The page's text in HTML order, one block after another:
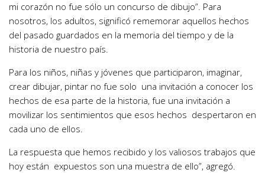
mi corazón no fue sólo un concurso de dibujo”. Para
nosotros, los adultos, significó rememorar aquellos hechos
del pasado guardados en la memoria del tiempo y de la
historia de nuestro país.
Para los niños, niñas y jóvenes que participaron, imaginar,
crear dibujar, pintar no fue solo una invitación a conocer los
hechos de esa parte de la historia, fue una invitación a
movilizar los sentimientos que esos hechos despertaron en
cada uno de ellos.
La respuesta que hemos recibido y los valiosos trabajos que
hoy están expuestos son una muestra de ello”, agregó.